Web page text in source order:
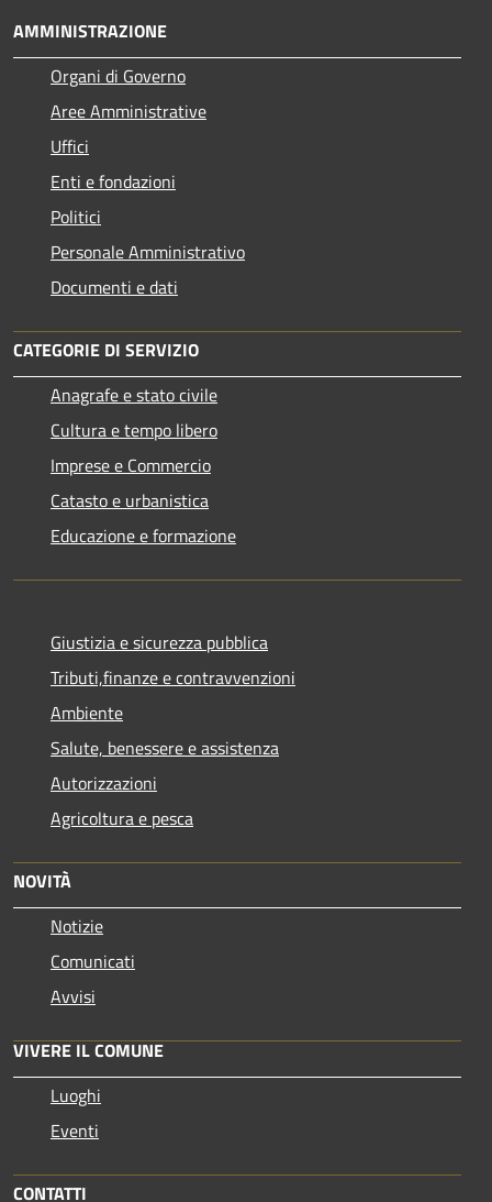
AMMINISTRAZIONE
Organi di Governo
Aree Amministrative
Uffici
Enti e fondazioni
Politici
Personale Amministrativo
Documenti e dati
CATEGORIE DI SERVIZIO
Anagrafe e stato civile
Cultura e tempo libero
Imprese e Commercio
Catasto e urbanistica
Educazione e formazione
Giustizia e sicurezza pubblica
Tributi,finanze e contravvenzioni
Ambiente
Salute, benessere e assistenza
Autorizzazioni
Agricoltura e pesca
NOVITÀ
Notizie
Comunicati
Avvisi
VIVERE IL COMUNE
Luoghi
Eventi
CONTATTI